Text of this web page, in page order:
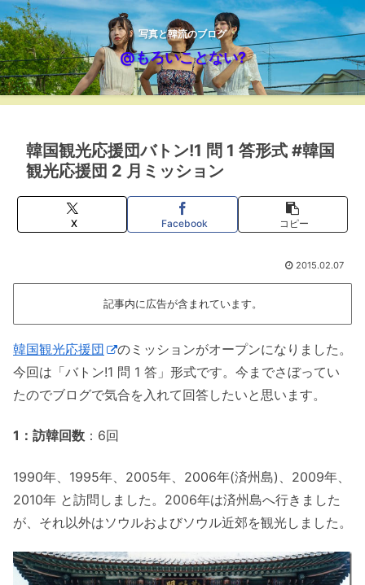
写真と韓流のブログ
@もろいことない?
韓国観光応援団バトン!1 問 1 答形式 #韓国
観光応援団 2 月ミッション
X Facebook コピー
2015.02.07
記事内に広告が含まれています。
韓国観光応援団
のミッションがオープンになりました。
今回は「バトン!1 問 1 答」形式です。今までさぼってい
たのでブログで気合を入れて回答したいと思います。
1：訪韓回数 ：6回
1990年、1995年、2005年、2006年(済州島)、2009年、
2010年 と訪問しました。2006年は済州島へ行きました
が、それ以外はソウルおよびソウル近郊を観光しました。